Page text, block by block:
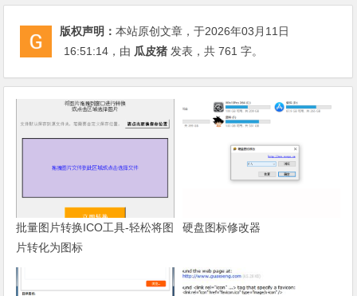
版权声明：本站原创文章，于2026年03月11日
16:51:14 ，由 瓜皮猪 发表，共 761 字。
批量图片转换ICO工具-轻松将图
片转化为图标
硬盘图标修改器